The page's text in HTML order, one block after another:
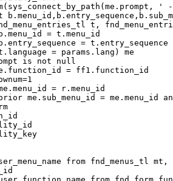
'
t,
= t.menu_id
= t.entry_sequence
= params.lang) me
is not null
= ff1.function_id
= r.menu_id
me.sub_menu_id = me.menu_id
from fnd_menus_tl